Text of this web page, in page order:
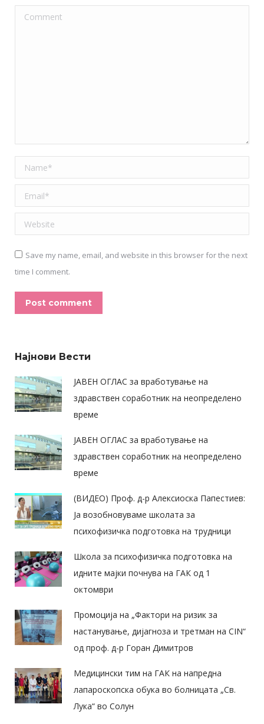
Comment
Name *
Email *
Website
Save my name, email, and website in this browser for the next
time I comment.
Post comment
Најнови Вести
ЈАВЕН ОГЛАС за вработување на
здравствен соработник на неопределено
време
ЈАВЕН ОГЛАС за вработување на
здравствен соработник на неопределено
време
(ВИДЕО) Проф. д-р Алексиоска Папестиев:
Ја возобновуваме школата за
психофизичка подготовка на трудници
Школа за психофизичка подготовка на
идните мајки почнува на ГАК од 1
октомври
Промоција на „Фактори на ризик за
настанување, дијагноза и третман на CIN“
од проф. д-р Горан Димитров
Медицински тим на ГАК на напредна
лапароскопска обука во болницата „Св.
Лука“ во Солун